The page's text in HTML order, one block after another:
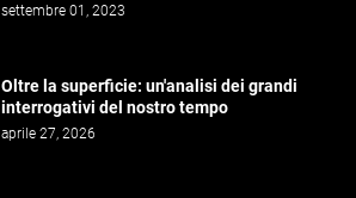
settembre 01, 2023
Oltre la superficie: un'analisi dei grandi
interrogativi del nostro tempo
aprile 27, 2026